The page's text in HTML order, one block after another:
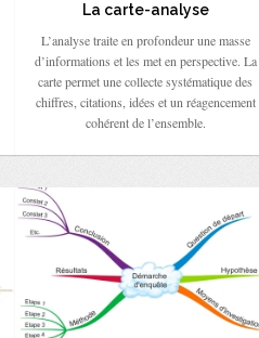
La carte-analyse
L’analyse traite en profondeur une masse
d’informations et les met en perspective. La
carte permet une collecte systématique des
chiffres, citations, idées et un réagencement
cohérent de l’ensemble.